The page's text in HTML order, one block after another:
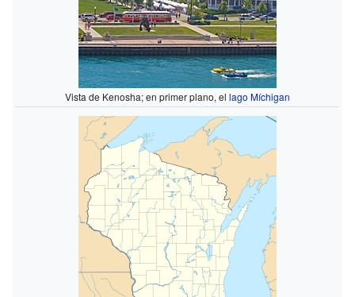
Vista de Kenosha; en primer plano, el lago Míchigan